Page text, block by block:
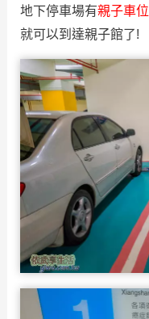
地下停車場有親子車位
就可以到達親子館了!